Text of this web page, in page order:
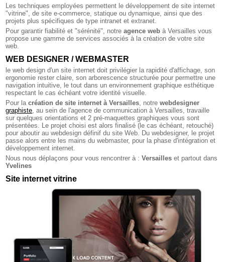
Les techniques employées permettent le développement de site internet
"vitrine", de site e-commerce, statique ou dynamique, ainsi que des
projets plus spécifiques de type intranet et extranet.
Pour garantir fiabilité et "sérénité", notreagence web à Versailles vous
propose une gamme de services associés à la création de votre site
web.
WEB DESIGNER / WEBMASTER
le web design d'un site internet doit privilégier la rapidité d'affichage, son
ergonomie rester claire, son arborescence structurée pour permettre une
navigation intuitive, le tout dans un environnement graphique esthétique
respectant le cas échéant votre identité visuelle.
Pour lacréation de site internet à Versailles , notrewebdesigner
graphiste , au sein de l'agence de communication à Versailles, travaille
sur quelques orientations et 2 pré-maquettes graphiques vous sont
présentées. Le projet choisi est alors finalisé (le cas échéant, retouché)
pour aboutir au webdesign définif du site Web. Du webdesigner, le projet
passe alors entre les mains du webmaster, pour la phase d'intégration et
développement internet.
Nous nous déplaçons pour vous rencontrer à :Versailles et partout dans
Yvelines
Site internet vitrine